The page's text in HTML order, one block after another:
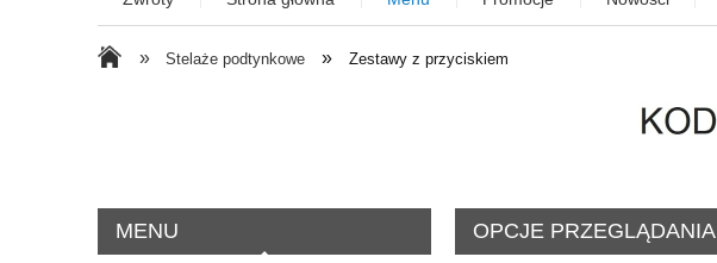
» Stelaże podtynkowe » Zestawy z przyciskiem
MENU OPCJE PRZEGLĄDANIA